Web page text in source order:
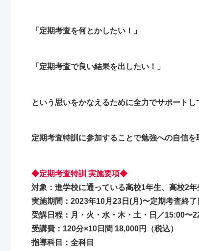
「定期考査を何とかしたい！」
「定期考査で良い結果を出したい！」
という思いをかなえるために全力でサポートし
定期考査特訓に参加することで勉強への自信
◆定期考査特訓 実施要項◆
対象：進学校に通っている高校1年生、高校2年
実施期間：2023年10月23日(月)〜定期考査終了
受講日程：月・火・水・木・土・日／15:00〜
受講費：120分×10日間 18,000円（税込）
指導科目：全科目